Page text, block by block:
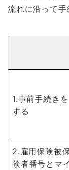
流れに沿って手
1.事前手続きを
する
2.雇用保険被
険者番号とマイ